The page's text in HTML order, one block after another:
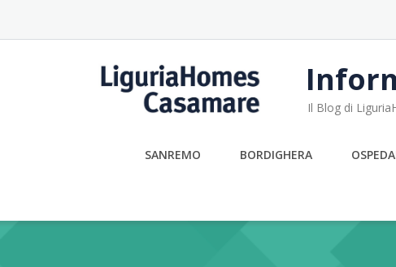
content
Il Blog di
SANREMO BORDIGHERA